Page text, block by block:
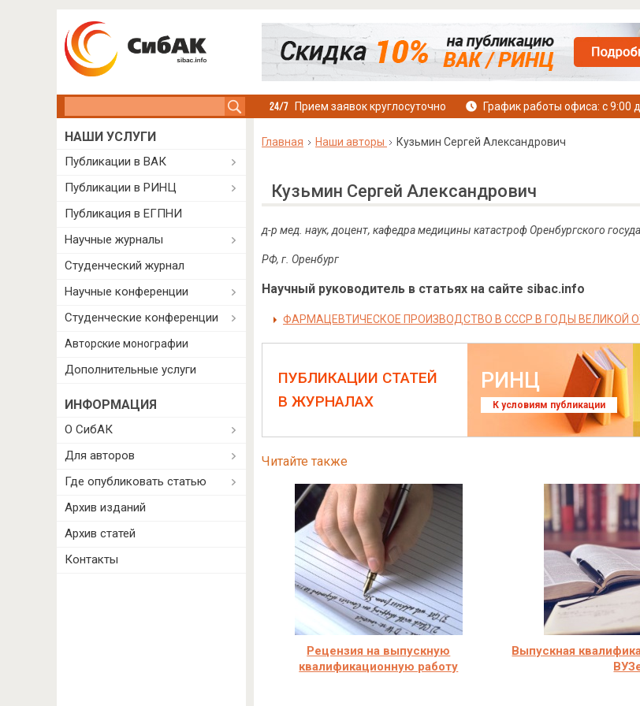
Прием заявок круглосуточно График работы офиса: с 9:00
Главная Наши авторы Кузьмин Сергей Александрович
Кузьмин Сергей Александрович
д-р мед. наук, доцент, кафедра медицины катастроф Оренбургского
РФ, г. Оренбург
Научный руководитель в статьях на сайте sibac.info
ФАРМАЦЕВТИЧЕСКОЕ ПРОИЗВОДСТВО В СССР В ГОДЫ ВЕЛИКОЙ
ПУБЛИКАЦИИ СТАТЕЙ
В ЖУРНАЛАХ
РИНЦ
К условиям публикации
Читайте также
Рецензия на выпускную
квалификационную работу
Выпускная
НАШИ УСЛУГИ
Публикации в ВАК
Публикации в РИНЦ
Публикация в ЕГПНИ
Научные журналы
Студенческий журнал
Научные конференции
Студенческие конференции
Авторские монографии
Дополнительные услуги
ИНФОРМАЦИЯ
О СибАК
Для авторов
Где опубликовать статью
Архив изданий
Архив статей
Контакты